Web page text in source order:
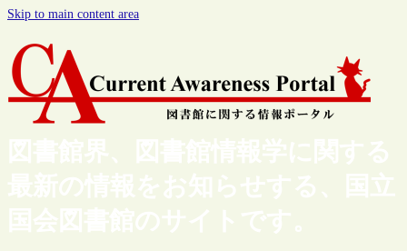
Skip to main content area
図書館界、図書館情報学に関する
最新の情報をお知らせする、国立
国会図書館のサイトです。